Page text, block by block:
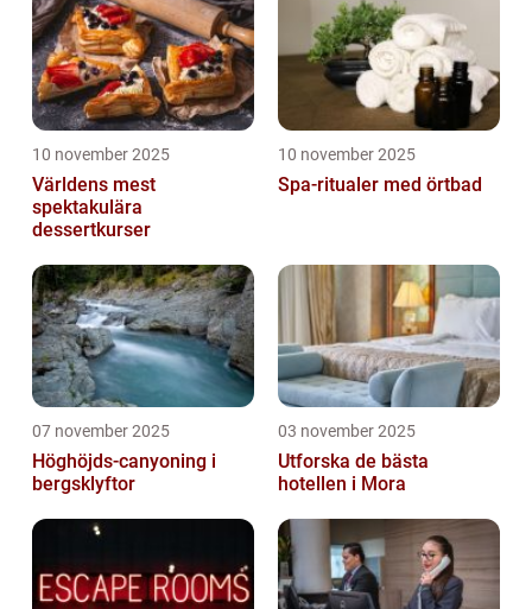
10 november 2025
Världens mest
spektakulära
dessertkurser
10 november 2025
Spa-ritualer med örtbad
07 november 2025
Höghöjds-canyoning i
bergsklyftor
03 november 2025
Utforska de bästa
hotellen i Mora